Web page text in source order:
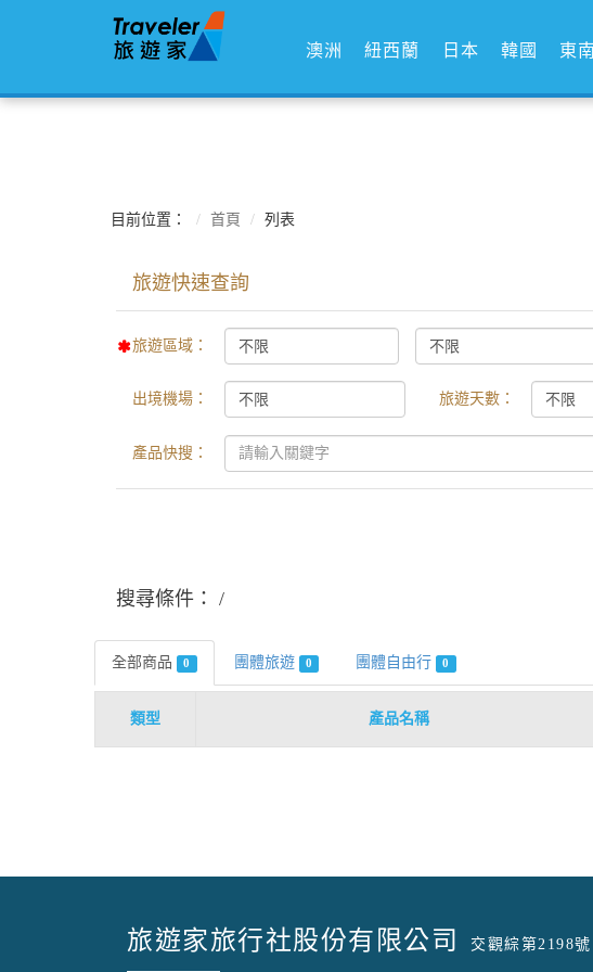
澳洲 紐西蘭 日本 韓國 東
目前位置： 首頁 列表
旅遊區域：
出境機場： 旅遊天數：
產品快搜：
搜尋條件：
全部商品 0 團體旅遊 0 團體自由行 0
類型 產品名稱
旅遊家旅行社股份有限公司 交觀綜第2198號